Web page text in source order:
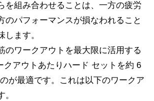
を組み合わせることは、一方の疲労
のパフォーマンスが損なわれること
します。
のワークアウトを最大限に活用する
クアウトあたりハード セットを約 6
が最適です。これは以下のワークア